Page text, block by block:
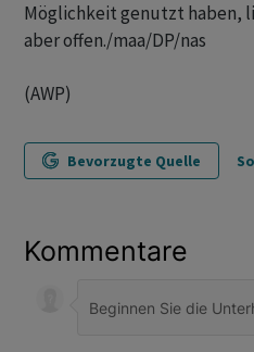
Möglichkeit genutzt haben,
aber offen./maa/DP/nas
(AWP)
Bevorzugte Quelle
Kommentare